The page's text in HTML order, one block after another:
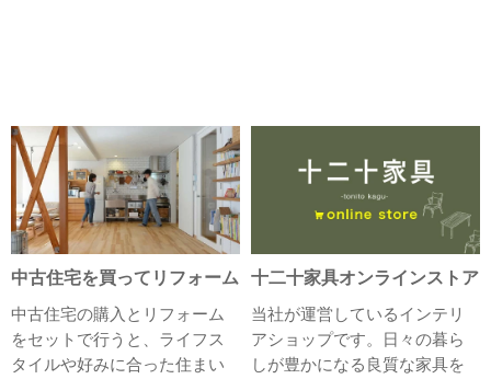
中古住宅を買ってリフォーム
中古住宅の購入とリフォーム
をセットで行うと、ライフス
タイルや好みに合った住まい
十二十家具オンラインストア
当社が運営しているインテリ
アショップです。日々の暮ら
しが豊かになる良質な家具を